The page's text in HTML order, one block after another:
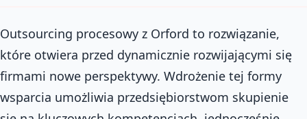
Outsourcing procesowy z Orford to rozwiązanie,
które otwiera przed dynamicznie rozwijającymi się
firmami nowe perspektywy. Wdrożenie tej formy
wsparcia umożliwia przedsiębiorstwom skupienie